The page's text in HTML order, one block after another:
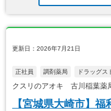
更新日：2026年7月21日
正社員 調剤薬局 ドラッグス
クスリのアオキ 古川稲葉薬
【宮城県大崎市】